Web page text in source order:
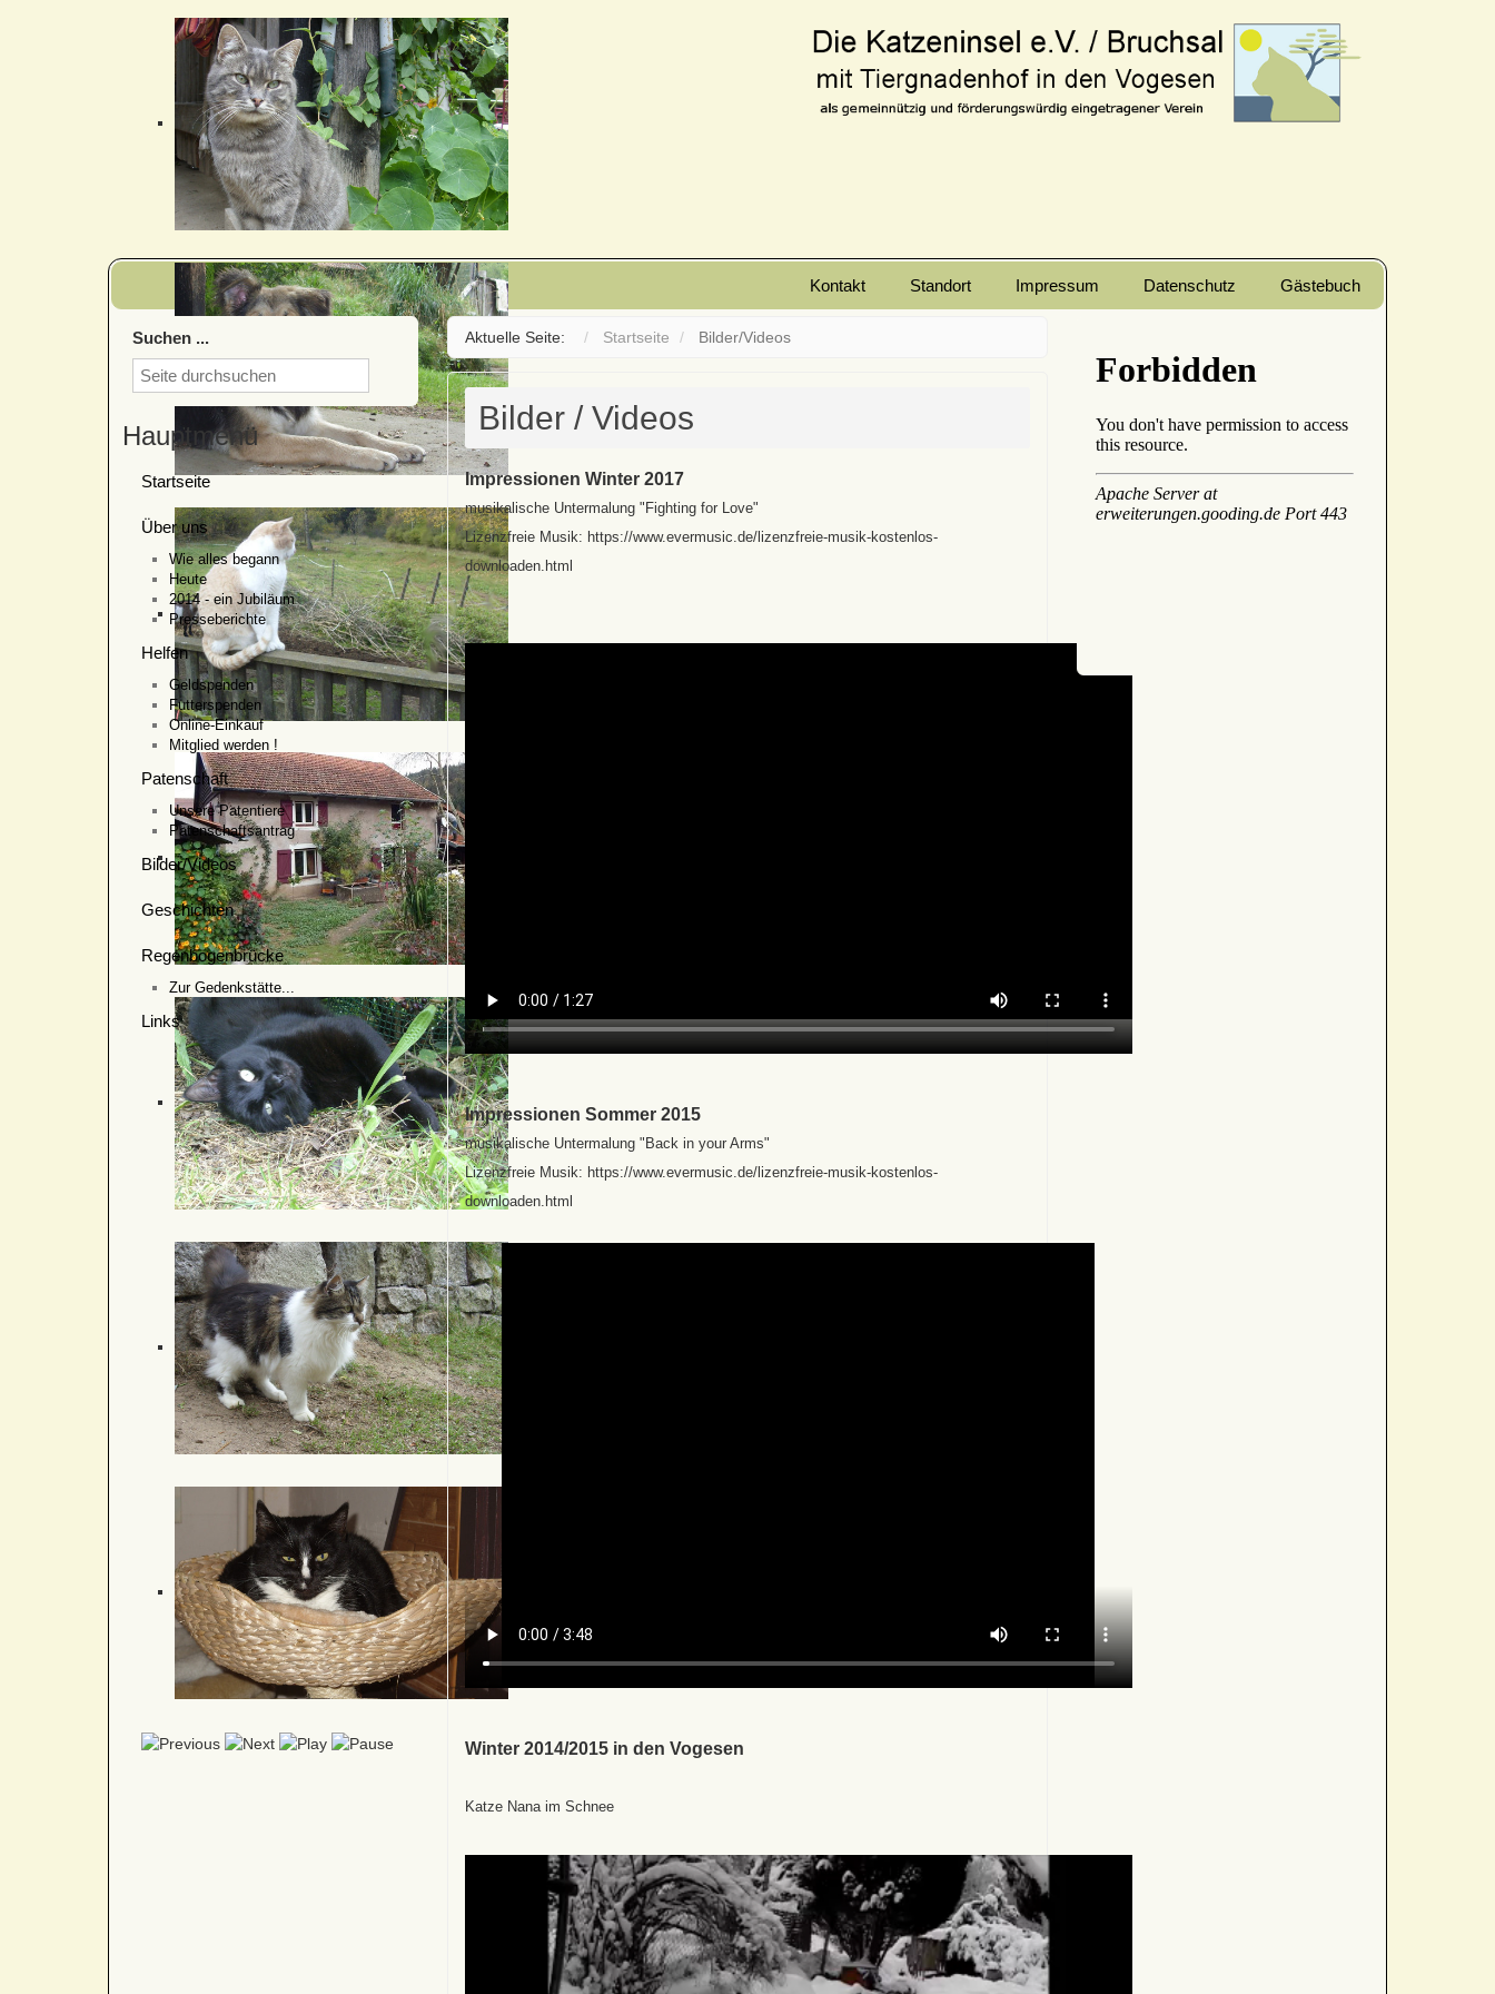
Gästebuch
Datenschutz
Impressum
Standort
Kontakt
Suchen ...
Hauptmenü
Startseite
Über uns
Wie alles begann
Heute
2014 - ein Jubiläum
Presseberichte
Helfen
Geldspenden
Futterspenden
Online-Einkauf
Mitglied werden !
Patenschaft
Unsere Patentiere
Patenschaftsantrag
Bilder/Videos
Geschichten
Regenbogenbrücke
Zur Gedenkstätte...
Links
Aktuelle Seite: Startseite Bilder/Videos
Bilder / Videos
Impressionen Winter 2017
musikalische Untermalung "Fighting for Love"
Lizenzfreie Musik: https://www.evermusic.de/lizenzfreie-musik-kostenlos-
downloaden.html
Impressionen Sommer 2015
musikalische Untermalung "Back in your Arms"
Lizenzfreie Musik: https://www.evermusic.de/lizenzfreie-musik-kostenlos-
downloaden.html
Winter 2014/2015 in den Vogesen
Katze Nana im Schnee